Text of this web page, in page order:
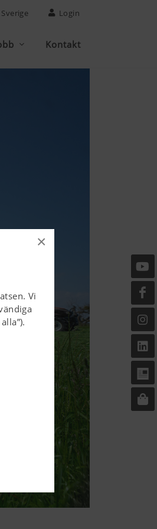
×
Vi
Sverige Login
Kontakt